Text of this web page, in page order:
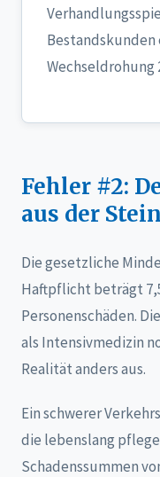
Wechseldrohung
Fehler #2:
aus der
Die gesetzliche
Haftpflicht beträgt
Personenschäden.
als Intensivmedizin
Realität anders aus.
Ein schwerer
die lebenslang
Schadenssummen